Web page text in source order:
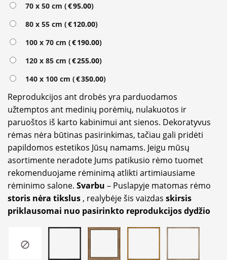
70 x 50 cm (€95.00)
80 x 55 cm (€120.00)
100 x 70 cm (€190.00)
120 x 85 cm (€255.00)
140 x 100 cm (€350.00)
Reprodukcijos ant drobės yra parduodamos
užtemptos ant medinių porėmių, nulakuotos ir
paruoštos iš karto kabinimui ant sienos. Dekoratyvus
rėmas nėra būtinas pasirinkimas, tačiau gali pridėti
papildomos estetikos Jūsų namams. Jeigu mūsų
asortimente neradote Jums patikusio rėmo tuomet
rekomenduojame rėminimą atlikti artimiausiame
rėminimo salone. Svarbu – Puslapyje matomas rėmo
storis nėra tikslus , realybėje šis vaizdas skirsis
priklausomai nuo pasirinkto reprodukcijos dydžio
Alternative: